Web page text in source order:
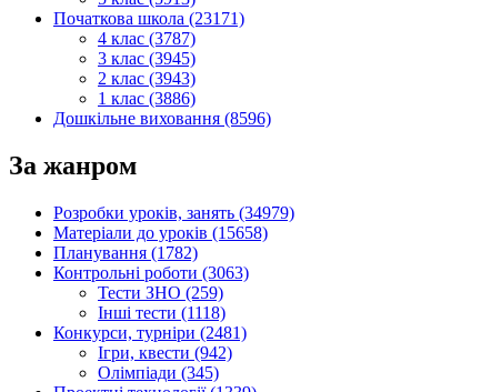
Початкова школа (23171)
4 клас (3787)
3 клас (3945)
2 клас (3943)
1 клас (3886)
Дошкільне виховання (8596)
За жанром
Розробки уроків, занять (34979)
Матеріали до уроків (15658)
Планування (1782)
Контрольні роботи (3063)
Тести ЗНО (259)
Інші тести (1118)
Конкурси, турніри (2481)
Ігри, квести (942)
Олімпіади (345)